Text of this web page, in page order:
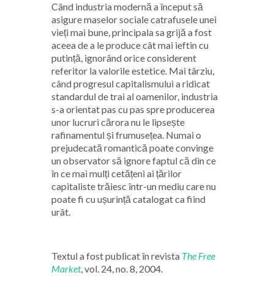
Când industria modernă a început să
asigure maselor sociale catrafusele unei
vieți mai bune, principala sa grijă a fost
aceea de a le produce cât mai ieftin cu
putință, ignorând orice considerent
referitor la valorile estetice. Mai târziu,
când progresul capitalismului a ridicat
standardul de trai al oamenilor, industria
s-a orientat pas cu pas spre producerea
unor lucruri cărora nu le lipsește
rafinamentul și frumusețea. Numai o
prejudecată romantică poate convinge
un observator să ignore faptul că din ce
în ce mai mulți cetățeni ai țărilor
capitaliste trăiesc într-un mediu care nu
poate fi cu ușurință catalogat ca fiind
urât.
Textul a fost publicat în revista The Free
Market, vol. 24, no. 8, 2004.